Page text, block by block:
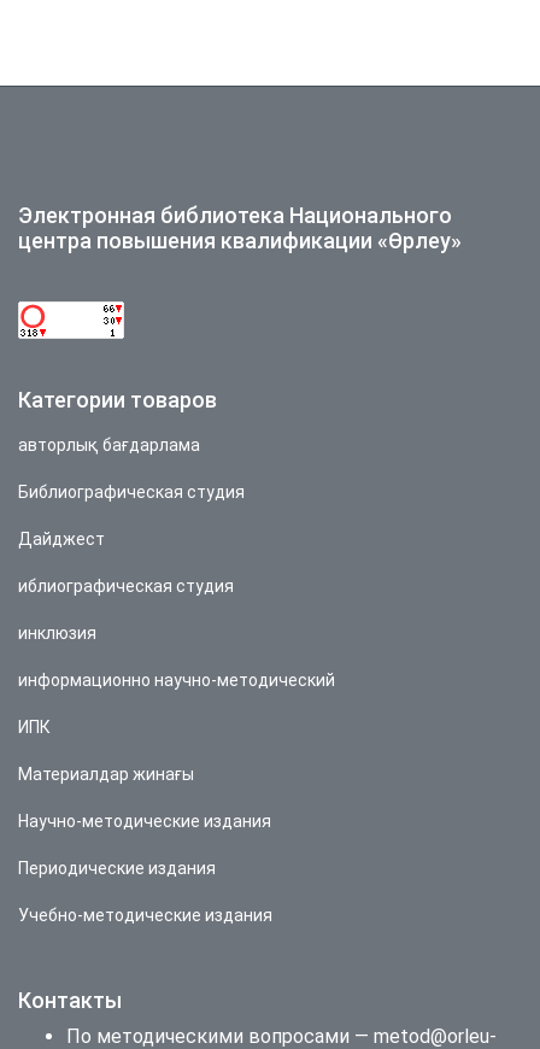
Электронная библиотека Национального
центра повышения квалификации «Өрлеу»
Категории товаров
авторлық бағдарлама
Библиографическая студия
Дайджест
иблиографическая студия
инклюзия
информационно научно-методический
ИПК
Материалдар жинағы
Научно-методические издания
Периодические издания
Учебно-методические издания
Контакты
По методическими вопросами — metod@orleu-